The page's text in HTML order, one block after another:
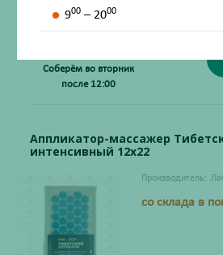
Соберём во вторник
после 12:00
Аппликатор-массажер
интенсивный 12х22
Производитель:
со склада в
900 – 2000